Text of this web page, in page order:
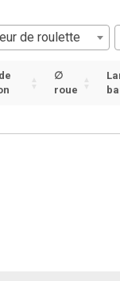
de roulette
∅
roue